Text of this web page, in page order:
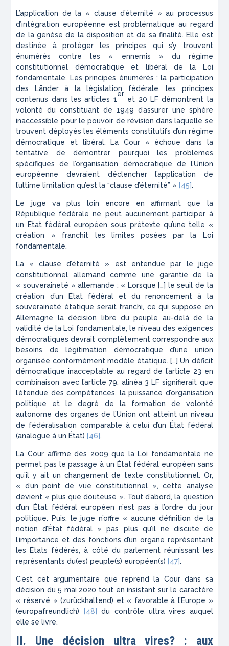
L’application de la « clause d’éternité » au processus
d’intégration européenne est problématique au regard
de la genèse de la disposition et de sa finalité. Elle est
destinée à protéger les principes qui s’y trouvent
énumérés contre les « ennemis » du régime
constitutionnel démocratique et libéral de la Loi
fondamentale. Les principes énumérés : la participation
des
Länderà la législation fédérale, les principes
contenus dans les articles 1
er
et 20 LF démontrent la
volonté du constituant de 1949 d’assurer une sphère
inaccessible pour le pouvoir de révision dans laquelle se
trouvent déployés les éléments constitutifs d’un régime
démocratique et libéral. La Cour « échoue dans la
tentative de démontrer pourquoi les problèmes
spécifiques de l’organisation démocratique de l’Union
européenne devraient déclencher l’application de
l’ultime limitation qu’est la “clause d’éternité” » [45].
Le juge va plus loin encore en affirmant que la
République fédérale ne peut aucunement participer à
un État fédéral européen sous prétexte qu’une telle «
création » franchit les limites posées par la Loi
fondamentale.
La « clause d’éternité » est entendue par le juge
constitutionnel allemand comme une garantie de la
« souveraineté » allemande : « Lorsque […] le seuil de la
création d’un État fédéral et du renoncement à la
souveraineté étatique serait franchi, ce qui suppose en
Allemagne la décision libre du peuple au-delà de la
validité de la Loi fondamentale, le niveau des exigences
démocratiques devrait complètement correspondre aux
besoins de légitimation démocratique d’une union
organisée conformément modèle étatique. […] Un déficit
démocratique inacceptable au regard de l’article 23 en
combinaison avec l’article 79, alinéa 3 LF signifierait que
l’étendue des compétences, la puissance d’organisation
politique et le degré de la formation de volonté
autonome des organes de l’Union ont atteint un niveau
de fédéralisation comparable à celui d’un État fédéral
(analogue à un État) [46].
La Cour affirme dès 2009 que la Loi fondamentale ne
permet pas le passage à un État fédéral européen sans
qu’il y ait un changement de texte constitutionnel. Or,
« d’un point de vue constitutionnel », cette analyse
devient « plus que douteuse ». Tout d’abord, la question
d’un État fédéral européen n’est pas à l’ordre du jour
politique. Puis, le juge n’offre « aucune définition de la
notion d’État fédéral » pas plus qu’il ne discute de
l’importance et des fonctions d’un organe représentant
les États fédérés, à côté du parlement réunissant les
représentants du(es) peuple(s) européen(s) [47].
C’est cet argumentaire que reprend la Cour dans sa
décision du 5 mai 2020 tout en insistant sur le caractère
« réservé » (zurückhaltend) et « favorable à l’Europe »
(europafreundlich) [48] du contrôle ultra vires auquel
elle se livre.
II. Une décision ultra vires? : aux